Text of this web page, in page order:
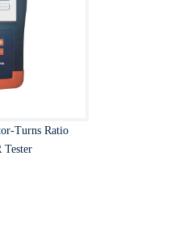
Turns Ratio
Tester